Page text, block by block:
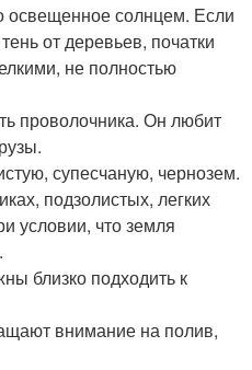
солнцем. Если
от деревьев, початки
не полностью
проволочника. Он любит
супесчаную, чернозем.
подзолистых, легких
условии, что земля
близко подходить к
внимание на полив,